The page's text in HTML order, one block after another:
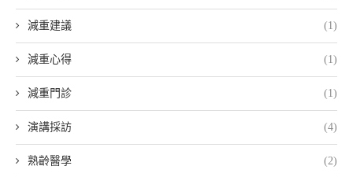
減重建議 (1)
減重心得 (1)
減重門診 (1)
演講採訪 (4)
熟齡醫學 (2)